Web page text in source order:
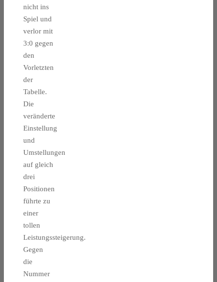
nicht ins
Spiel und
verlor mit
3:0 gegen
den
Vorletzten
der
Tabelle.
Die
veränderte
Einstellung
und
Umstellungen
auf gleich
drei
Positionen
führte zu
einer
tollen
Leistungssteigerung.
Gegen
die
Nummer